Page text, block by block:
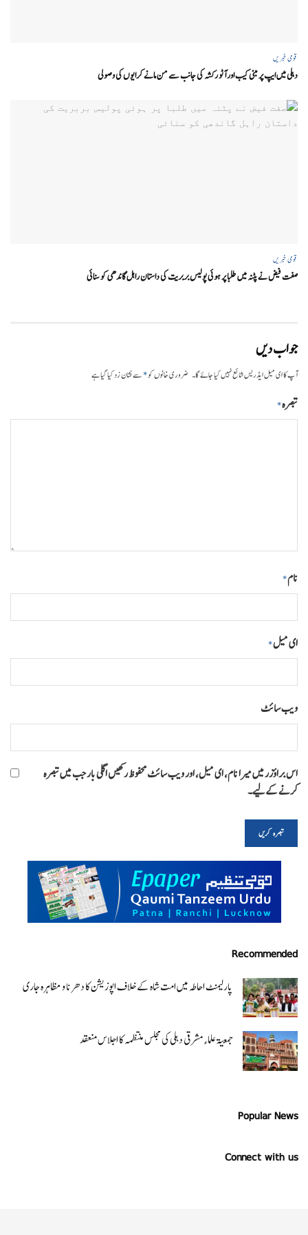
قومی خبریں
دہلی میں ایپ پر مبنی کیب اور آٹو رکشہ کی جانب سے من مانے کرایوں کی وصولی
قومی خبریں
صفت فیض نے پٹنہ میں طلبا پر ہوئی پولیس بربریت کی داستان راہل گاندھی کو سنائی
جواب دیں
آپ کا ای میل ایڈریس شائع نہیں کیا جائے گا۔ ضروری خانوں کو*سے نشان زد کیا گیا ہے
تبصرہ*
نام*
ای میل*
ویب‌ سائٹ
اس براؤزر میں میرا نام، ای میل، اور ویب سائٹ محفوظ رکھیں اگلی بار جب میں تبصرہ
کرنے کےلیے۔
Recommended
پارلیمنٹ احاطہ میں امت شاہ کے خلاف اپوزیشن کا دھرنا و مظاہرہ جاری
جمعیۃ علماء مشرقی دہلی کی مجلس منتظمہ کا اجلاس منعقد
Popular News
Connect with us